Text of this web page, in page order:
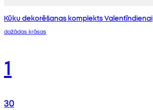
Kūku dekorēšanas komplekts Valentīndienai
dažādas krāsas
1
30